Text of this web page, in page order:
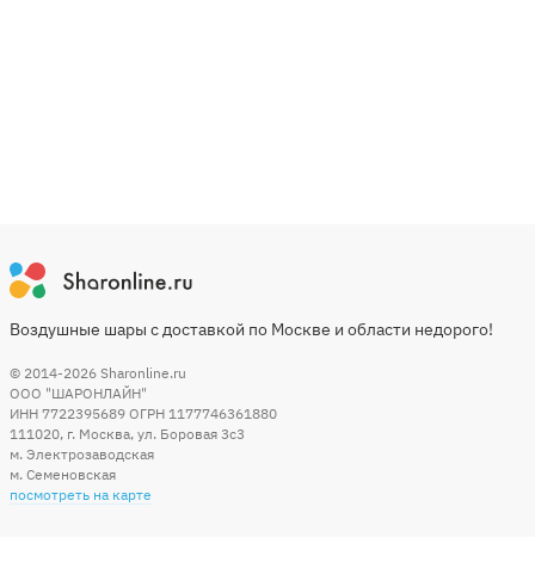
Воздушные шары с доставкой по Москве и области недорого!
© 2014-2026 Sharonline.ru
ООО "ШАРОНЛАЙН"
ИНН 7722395689 ОГРН 1177746361880
111020, г. Москва, ул. Боровая 3c3
м. Электрозаводская
м. Семеновская
посмотреть на карте